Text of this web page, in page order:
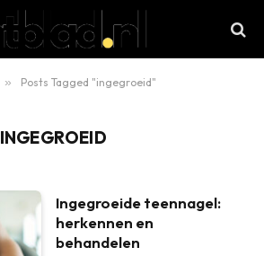
» Posts Tagged "ingegroeid"
INGEGROEID
Ingegroeide teennagel:
herkennen en
behandelen